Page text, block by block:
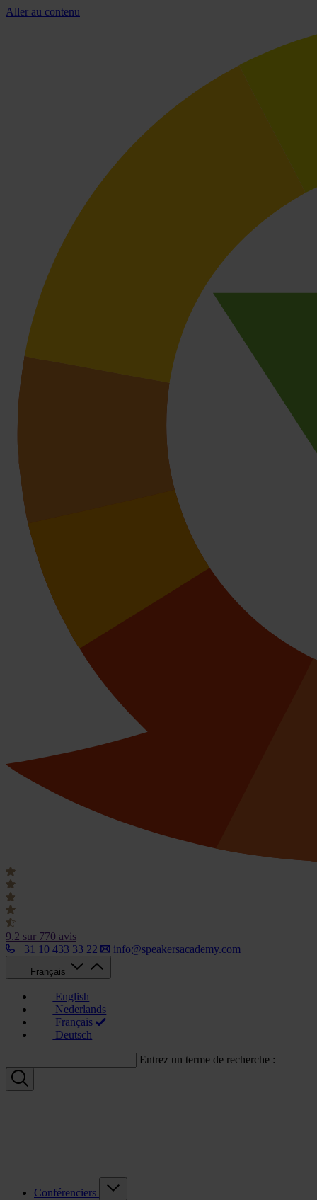
Aller au contenu
9.2 sur 770 avis
+31 10 433 33 22
info@speakersacademy.com
Français
English
Nederlands
Français
Deutsch
Entrez un terme de recherche :
Conférenciers